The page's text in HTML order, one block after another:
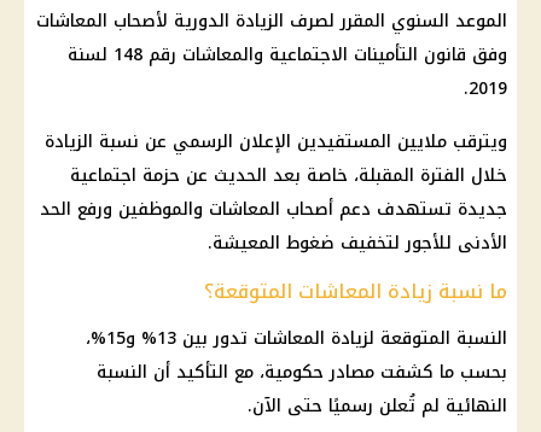
الموعد السنوي المقرر لصرف الزيادة الدورية لأصحاب المعاشات
وفق قانون التأمينات الاجتماعية
والمعاشات رقم 148 لسنة
2019.
ويترقب ملايين المستفيدين الإعلان الرسمي عن نسبة الزيادة
خلال الفترة المقبلة، خاصة بعد الحديث عن حزمة اجتماعية
جديدة تستهدف دعم أصحاب المعاشات والموظفين ورفع الحد
الأدنى للأجورلتخفيف ضغوط المعيشة.
ما نسبة زيادة المعاشات المتوقعة؟
النسبة المتوقعة لزيادة المعاشات
تدور بين 13% و15%،
بحسب ما كشفت مصادر حكومية، مع التأكيد أن النسبة
النهائية لم تُعلن رسميًا حتى الآن.